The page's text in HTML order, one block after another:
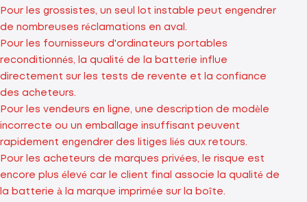
Pour les grossistes, un seul lot instable peut engendrer
de nombreuses réclamations en aval.
Pour les fournisseurs d'ordinateurs portables
reconditionnés, la qualité de la batterie influe
directement sur les tests de revente et la confiance
des acheteurs.
Pour les vendeurs en ligne, une description de modèle
incorrecte ou un emballage insuffisant peuvent
rapidement engendrer des litiges liés aux retours.
Pour les acheteurs de marques privées, le risque est
encore plus élevé car le client final associe la qualité de
la batterie à la marque imprimée sur la boîte.